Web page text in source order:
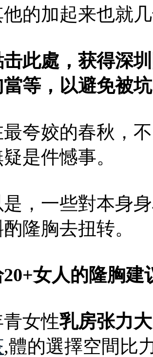
的加起来也就
此處，获得深
等，以避免被
夸姣的春秋，
是件憾事。
是，一些對本身
隆胸去扭转。
女人的隆胸建
女性乳房张力
,體的選擇空間比